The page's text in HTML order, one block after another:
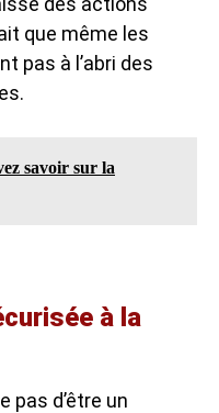
que même les
pas à l’abri des
savoir sur la
à la
pas d’être un